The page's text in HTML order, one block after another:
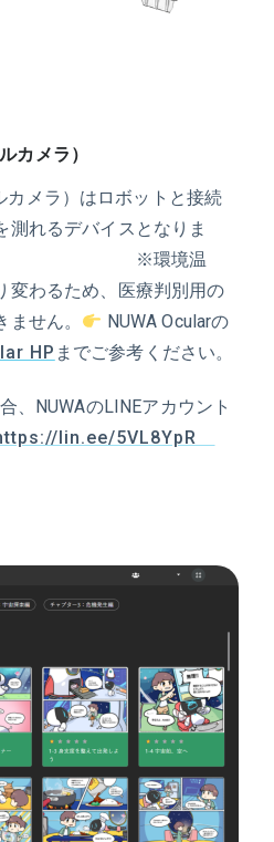
カメラ）
カメラ）はロボットと接続
測れるデバイスとなりま
境温
変わるため、医療判別用の
せん。
NUWA Ocularの
HP までご参考ください。
、NUWAのLINEアカウント
lin.ee/5VL8YpR